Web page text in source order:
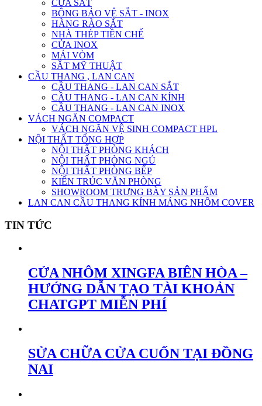
CỬA SẮT
BÔNG BẢO VỆ SẮT - INOX
HÀNG RÀO SẮT
NHÀ THÉP TIỀN CHẾ
CỬA INOX
MÁI VÒM
SẮT MỸ THUẬT
CẦU THANG , LAN CAN
CẦU THANG - LAN CAN SẮT
CẦU THANG - LAN CAN KÍNH
CẦU THANG - LAN CAN INOX
VÁCH NGĂN COMPACT
VÁCH NGĂN VỆ SINH COMPACT HPL
NỘI THẤT TỔNG HỢP
NỘI THẤT PHÒNG KHÁCH
NỘI THẤT PHÒNG NGỦ
NỘI THẤT PHÒNG BẾP
KIẾN TRÚC VĂN PHÒNG
SHOWROOM TRƯNG BÀY SẢN PHẨM
LAN CAN CẦU THANG KÍNH MÁNG NHÔM COVER
TIN TỨC
CỬA NHÔM XINGFA BIÊN HÒA –
HƯỚNG DẪN TẠO TÀI KHOẢN
CHATGPT MIỄN PHÍ
SỬA CHỮA CỬA CUỐN TẠI ĐỒNG
NAI